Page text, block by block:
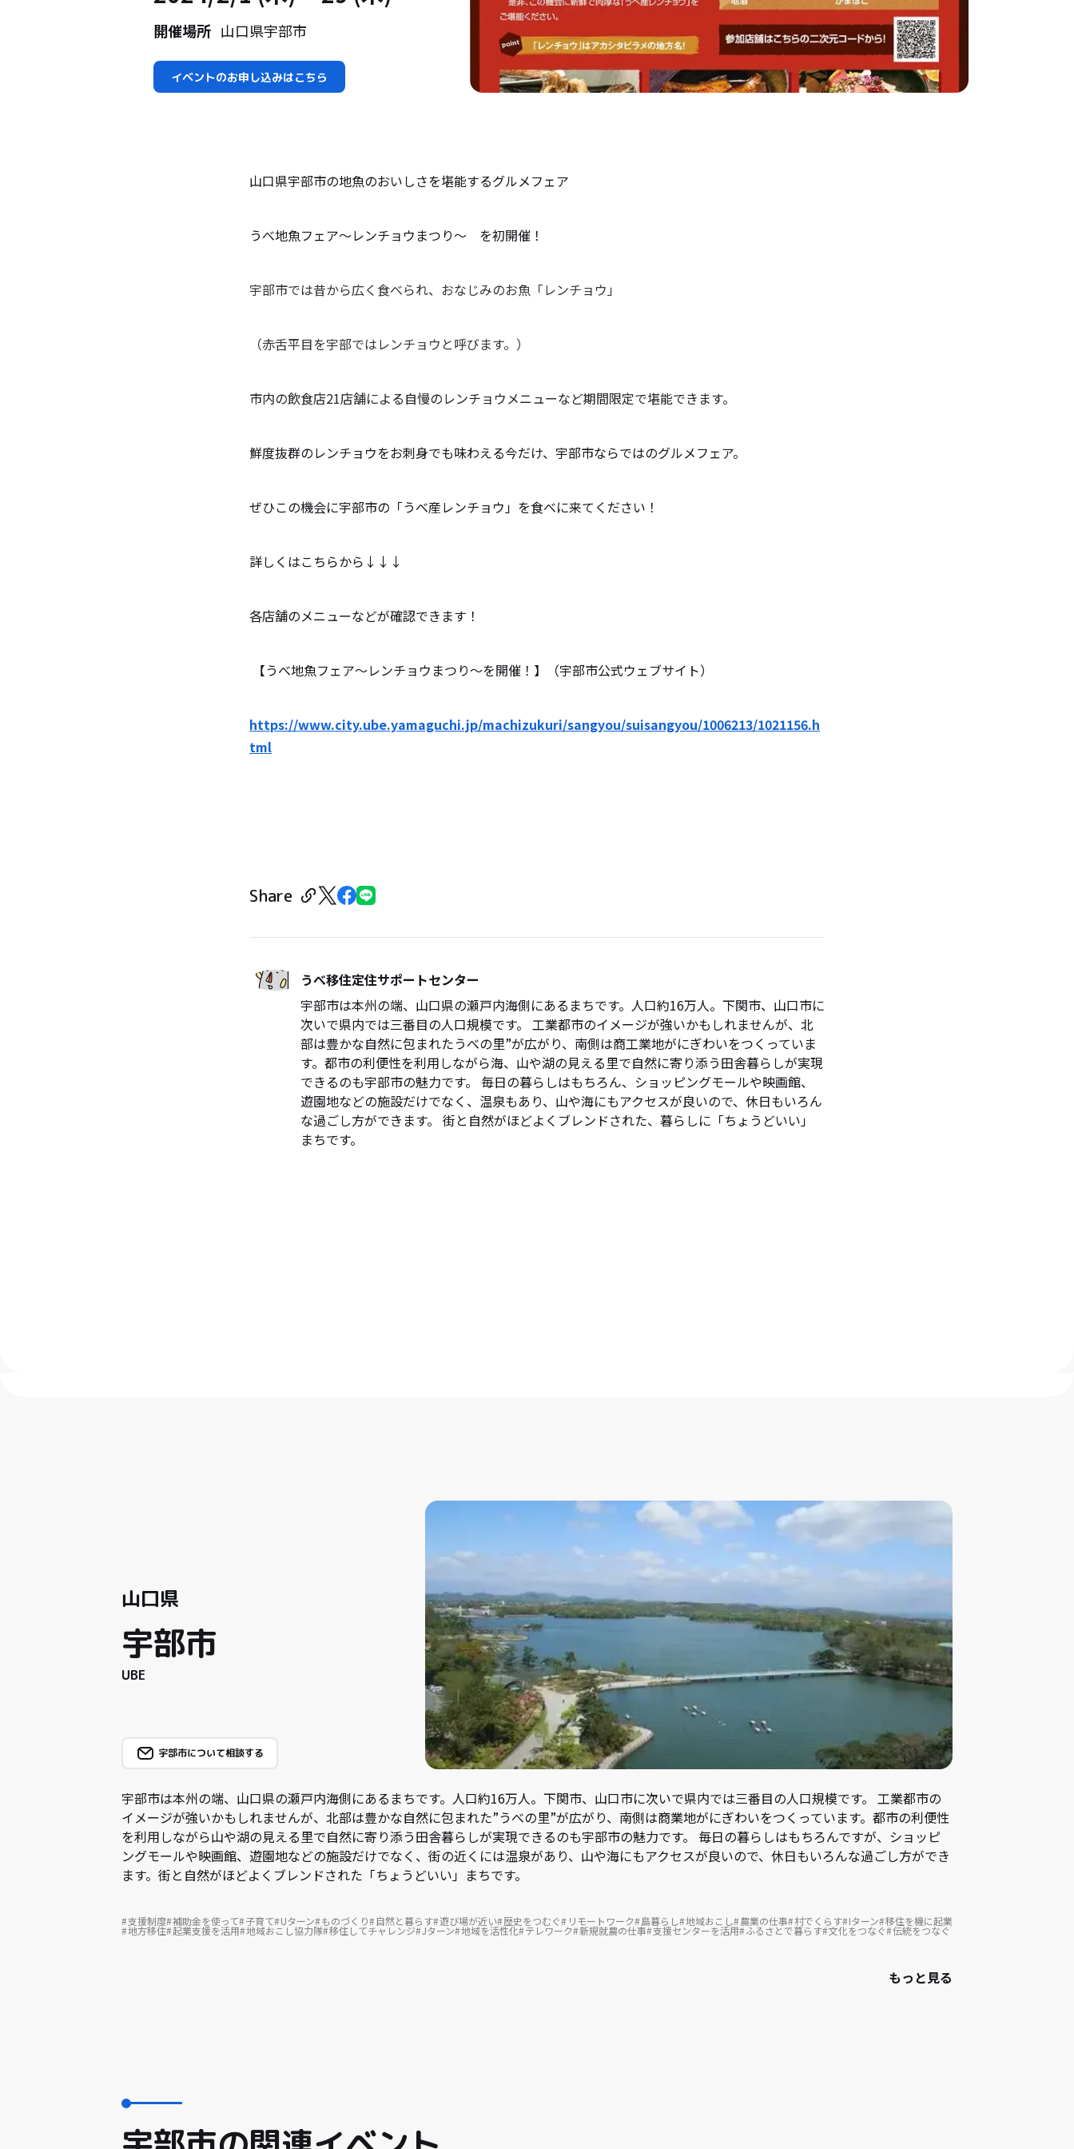
開催場所 山口県宇部市
イベントのお申し込みはこちら
山口県宇部市の地魚のおいしさを堪能するグルメフェア
うべ地魚フェア～レンチョウまつり～ を初開催！
宇部市では昔から広く食べられ、おなじみのお魚「レンチョウ」
（赤舌平目を宇部ではレンチョウと呼びます。）
市内の飲食店21店舗による自慢のレンチョウメニューなど期間限定で堪能できます。
鮮度抜群のレンチョウをお刺身でも味わえる今だけ、宇部市ならではのグルメフェア。
ぜひこの機会に宇部市の「うべ産レンチョウ」を食べに来てください！
詳しくはこちらから↓↓↓
各店舗のメニューなどが確認できます！
【うべ地魚フェア～レンチョウまつり～を開催！】（宇部市公式ウェブサイト）
https://www.city.ube.yamaguchi.jp/machizukuri/sangyou/suisangyou/1006213/1021156.h
tml
Share
うべ移住定住サポートセンター
宇部市は本州の端、山口県の瀬戸内海側にあるまちです。人口約16万人。下関市、山口市に
次いで県内では三番目の人口規模です。 工業都市のイメージが強いかもしれませんが、北
部は豊かな自然に包まれたうべの里”が広がり、南側は商工業地がにぎわいをつくっていま
す。都市の利便性を利用しながら海、山や湖の見える里で自然に寄り添う田舎暮らしが実現
できるのも宇部市の魅力です。 毎日の暮らしはもちろん、ショッピングモールや映画館、
遊園地などの施設だけでなく、温泉もあり、山や海にもアクセスが良いので、休日もいろん
な過ごし方ができます。 街と自然がほどよくブレンドされた、暮らしに「ちょうどいい」
まちです。
山口県
宇部市
UBE
宇部市について相談する
宇部市は本州の端、山口県の瀬戸内海側にあるまちです。人口約16万人。下関市、山口市に次いで県内では三番目の人口規模です。 工業都市の
イメージが強いかもしれませんが、北部は豊かな自然に包まれた”うべの里”が広がり、南側は商業地がにぎわいをつくっています。都市の利便性
を利用しながら山や湖の見える里で自然に寄り添う田舎暮らしが実現できるのも宇部市の魅力です。 毎日の暮らしはもちろんですが、ショッピ
ングモールや映画館、遊園地などの施設だけでなく、街の近くには温泉があり、山や海にもアクセスが良いので、休日もいろんな過ごし方ができ
ます。街と自然がほどよくブレンドされた「ちょうどいい」まちです。
支援制度 補助金を使って 子育て Uターン ものづくり 自然と暮らす 遊び場が近い 歴史をつむぐ リモートワーク 島暮らし 地域おこし 農業の仕事 村でくらす Iターン 移住を機に起業
地方移住 起業支援を活用 地域おこし協力隊 移住してチャレンジ Jターン 地域を活性化 テレワーク 新規就農の仕事 支援センターを活用 ふるさとで暮らす 文化をつなぐ 伝統をつなぐ
もっと見る